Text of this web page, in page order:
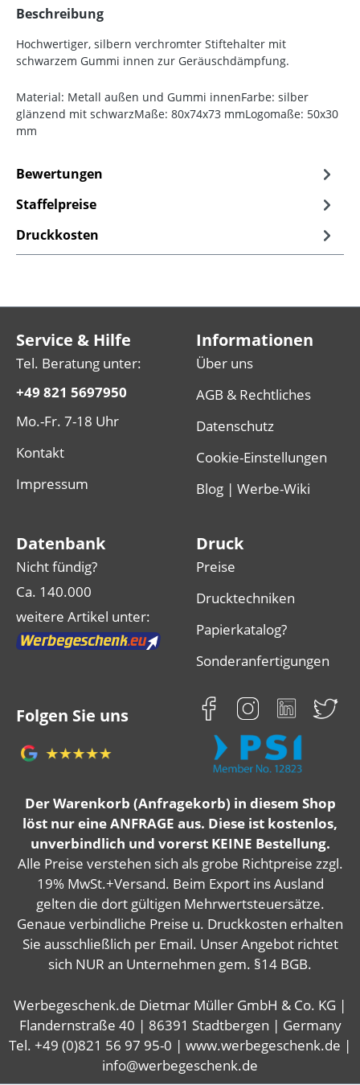
Beschreibung
Hochwertiger, silbern verchromter Stiftehalter mit
schwarzem Gummi innen zur Geräuschdämpfung.
Material: Metall außen und Gummi innenFarbe: silber
glänzend mit schwarzMaße: 80x74x73 mmLogomaße: 50x30
mm
Bewertungen
Staffelpreise
Druckkosten
Service & Hilfe
Tel. Beratung unter:
+49 821 5697950
Mo.-Fr. 7-18 Uhr
Kontakt
Impressum
Informationen
Über uns
AGB & Rechtliches
Datenschutz
Cookie-Einstellungen
Blog | Werbe-Wiki
Datenbank
Nicht fündig?
Ca. 140.000
weitere Artikel unter:
Druck
Preise
Drucktechniken
Papierkatalog?
Sonderanfertigungen
Folgen Sie uns
Der Warenkorb (Anfragekorb) in diesem Shop
löst nur eine ANFRAGE aus. Diese ist kostenlos,
unverbindlich und vorerst KEINE Bestellung.
Alle Preise verstehen sich als grobe Richtpreise zzgl.
19% MwSt.+Versand. Beim Export ins Ausland
gelten die dort gültigen Mehrwertsteuersätze.
Genaue verbindliche Preise u. Druckkosten erhalten
Sie ausschließlich per Email. Unser Angebot richtet
sich NUR an Unternehmen gem. §14 BGB.
Werbegeschenk.de Dietmar Müller GmbH & Co. KG |
Flandernstraße 40 | 86391 Stadtbergen | Germany
Tel. +49 (0)821 56 97 95-0 | www.werbegeschenk.de |
info@werbegeschenk.de